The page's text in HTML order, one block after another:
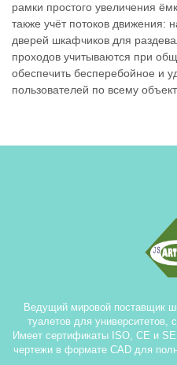
рамки простого увеличения
также учёт потоков движения:
дверей шкафчиков для
проходов учитываются при
обеспечить бесперебойное и
пользователей по всему
Ведущий мировой поставщик
туалетов для университетов,
Имеет сертификаты ISO, CE и
чертежи в формате CAD для